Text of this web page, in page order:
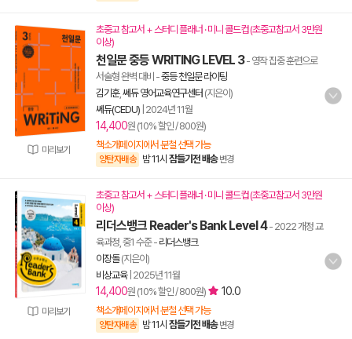
미리보기
초중고 참고서 + 스터디 플래너 · 미니 콜드컵 (초중고참고서 3만원
이상)
천일문 중등 WRITING LEVEL 3- 영작 집중 훈련으로
서술형 완벽 대비 -중등 천일문 라이팅
김기훈, 쎄듀 영어교육연구센터 (지은이)
쎄듀(CEDU) 2024년 11월
14,400원 (10% 할인 / 800원)
책소개페이지에서 분철 선택 가능
양탄자배송 밤 11시 잠들기전 배송 변경
미리보기
초중고 참고서 + 스터디 플래너 · 미니 콜드컵 (초중고참고서 3만원
이상)
리더스뱅크 Reader's Bank Level 4- 2022 개정 교
육과정, 중1 수준- 리더스뱅크
이장돌(지은이)
비상교육| 2025년 11월
14,400원 (10% 할인 / 800원) 10.0
책소개페이지에서 분철 선택 가능
양탄자배송 밤 11시 잠들기전 배송 변경